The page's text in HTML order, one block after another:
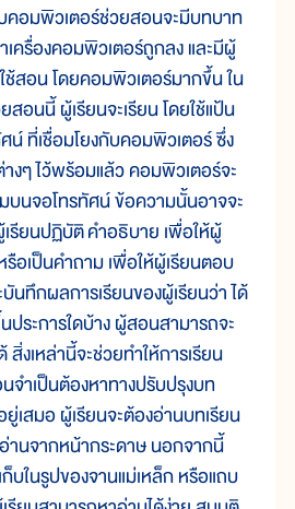
มพิวเตอร์ช่วยสอนจะมีบทบาท
เครื่องคอมพิวเตอร์ถูกลง และมีผู้
ช้สอน โดยคอมพิวเตอร์มากขึ้น ใน
อนนี้ ผู้เรียนจะเรียน โดยใช้แป้น
น์ ที่เชื่อมโยงกับคอมพิวเตอร์ ซึ่ง
งๆ ไว้พร้อมแล้ว คอมพิวเตอร์จะ
บนจอโทรทัศน์ ข้อความนั้นอาจจะ
เรียนปฏิบัติ คำอธิบาย เพื่อให้ผู้
รือเป็นคำถาม เพื่อให้ผู้เรียนตอบ
นทึกผลการเรียนของผู้เรียนว่า ได้
นประการใดบ้าง ผู้สอนสามารถจะ
งเหล่านี้จะช่วยทำให้การเรียน
ำเป็นต้องหาทางปรับปรุงบท
เสมอ ผู้เรียนจะต้องอ่านบทเรียน
นจากหน้ากระดาษ นอกจากนี้
บในรูปของจานแม่เหล็ก หรือแถบ